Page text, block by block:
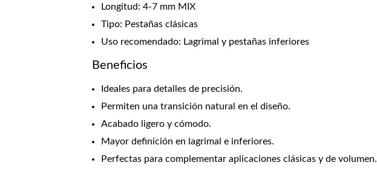
Longitud: 4-7 mm MIX
Tipo: Pestañas clásicas
Uso recomendado: Lagrimal y pestañas inferiores
Beneficios
Ideales para detalles de precisión.
Permiten una transición natural en el diseño.
Acabado ligero y cómodo.
Mayor definición en lagrimal e inferiores.
Perfectas para complementar aplicaciones clásicas y de volumen.